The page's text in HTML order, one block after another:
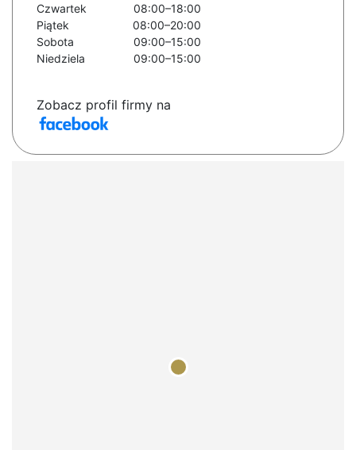
Czwartek
08:00–18:00
Piątek
08:00–20:00
Sobota
09:00–15:00
Niedziela
09:00–15:00
Zobacz profil firmy na